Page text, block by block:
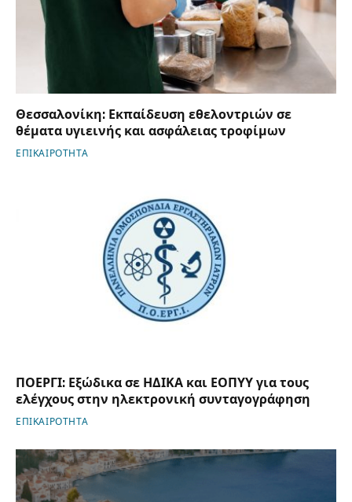
Θεσσαλονίκη: Εκπαίδευση εθελοντριών σε
θέματα υγιεινής και ασφάλειας τροφίμων
ΕΠΙΚΑΙΡΟΤΗΤΑ
ΠΟΕΡΓΙ: Εξώδικα σε ΗΔΙΚΑ και ΕΟΠΥΥ για τους
ελέγχους στην ηλεκτρονική συνταγογράφηση
ΕΠΙΚΑΙΡΟΤΗΤΑ